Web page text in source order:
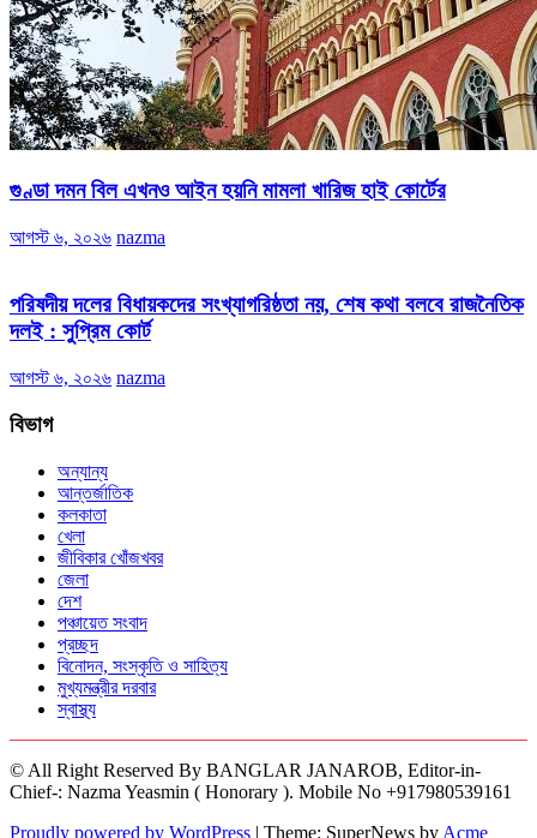
গুণ্ডা দমন বিল এখনও আইন হয়নি মামলা খারিজ হাই কোর্টের
আগস্ট ৬, ২০২৬ nazma
পরিষদীয় দলের বিধায়কদের সংখ্যাগরিষ্ঠতা নয়, শেষ কথা বলবে রাজনৈতিক
দলই : সুপ্রিম কোর্ট
আগস্ট ৬, ২০২৬ nazma
বিভাগ
অন্যান্য
আন্তর্জাতিক
কলকাতা
খেলা
জীবিকার খোঁজখবর
জেলা
দেশ
পঞ্চায়েত সংবাদ
প্রচ্ছদ
বিনোদন, সংস্কৃতি ও সাহিত্য
মুখ্যমন্ত্রীর দরবার
স্বাস্থ্য
© All Right Reserved By BANGLAR JANAROB, Editor-in-
Chief-: Nazma Yeasmin ( Honorary ). Mobile No +917980539161
Proudly powered by WordPress | Theme: SuperNews by Acme